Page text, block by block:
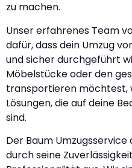
zu machen.
Unser erfahrenes Team
dafür, dass dein Umzug
und sicher durchgeführt
Möbelstücke oder den
transportieren möchtest,
Lösungen, die auf deine
sind.
Der Baum
durch seine